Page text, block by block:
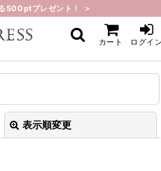
500ptプレゼント！ ＞
カート ログイ
表示順変更